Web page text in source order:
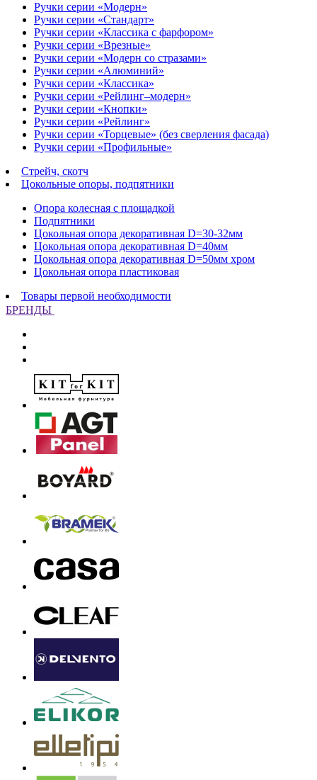
Ручки серии «Модерн»
Ручки серии «Стандарт»
Ручки серии «Классика с фарфором»
Ручки серии «Врезные»
Ручки серии «Модерн со стразами»
Ручки серии «Алюминий»
Ручки серии «Классика»
Ручки серии «Рейлинг–модерн»
Ручки серии «Кнопки»
Ручки серии «Рейлинг»
Ручки серии «Торцевые» (без сверления фасада)
Ручки серии «Профильные»
Стрейч, скотч
Цокольные опоры, подпятники
Опора колесная с площадкой
Подпятники
Цокольная опора декоративная D=30-32мм
Цокольная опора декоративная D=40мм
Цокольная опора декоративная D=50мм хром
Цокольная опора пластиковая
Товары первой необходимости
БРЕНДЫ